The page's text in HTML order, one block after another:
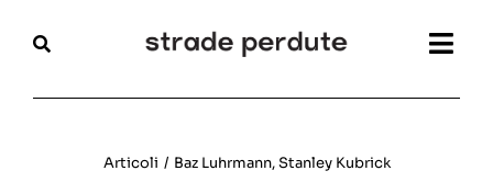
Articoli / Baz Luhrmann,Stanley Kubrick